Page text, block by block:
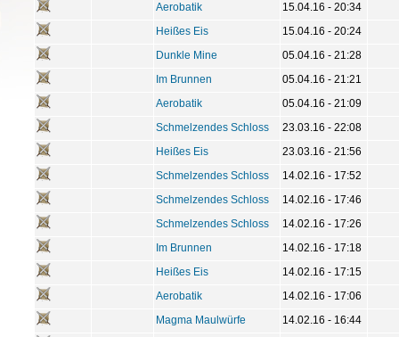
Aerobatik
15.04.16 - 20:34
Heißes Eis
15.04.16 - 20:24
Dunkle Mine
05.04.16 - 21:28
Im Brunnen
05.04.16 - 21:21
Aerobatik
05.04.16 - 21:09
Schmelzendes Schloss
23.03.16 - 22:08
Heißes Eis
23.03.16 - 21:56
Schmelzendes Schloss
14.02.16 - 17:52
Schmelzendes Schloss
14.02.16 - 17:46
Schmelzendes Schloss
14.02.16 - 17:26
Im Brunnen
14.02.16 - 17:18
Heißes Eis
14.02.16 - 17:15
Aerobatik
14.02.16 - 17:06
Magma Maulwürfe
14.02.16 - 16:44